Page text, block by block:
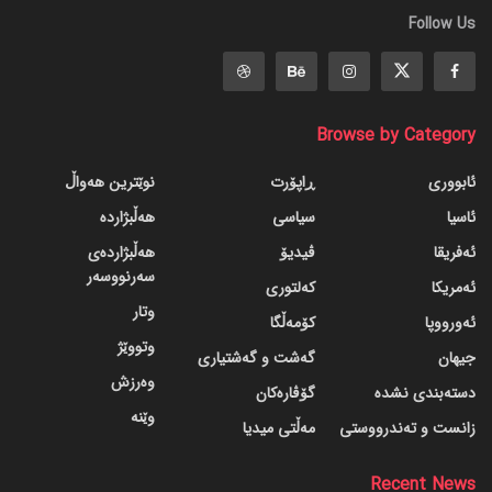
Follow Us
Browse by Category
ئابووری
ئاسیا
ئەفریقا
ئەمریکا
ئەورووپا
جیهان
دسته‌بندی نشده
زانست و تەندرووستی
ڕاپۆرت
سیاسی
ڤیدیۆ
کەلتوری
کۆمەڵگا
گه‌شت و گه‌شتیاری
گۆڤاره‌کان
مەڵتی میدیا
نوێترین هەواڵ
هەڵبژاردە
هەڵبژاردەی
سەرنووسەر
وتار
وتووێژ
وەرزش
وێنە
Recent News